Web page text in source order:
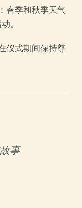
春季和秋季天气
。
仪式期间保持尊
事